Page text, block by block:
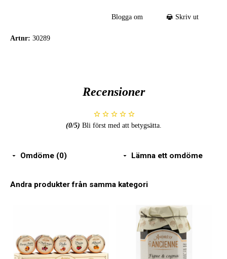
Blogga om Skriv ut
Artnr: 30289
Recensioner
(0/5) Bli först med att betygsätta.
Omdöme (0) Lämna ett omdöme
Andra produkter från samma kategori